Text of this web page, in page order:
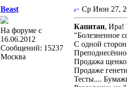
Beast
На форуме с
16.06.2012
Сообщений: 15237
Москва
Ср Июн 27,
Капитан, Ира!
"Болезненное
С одной
Продажа
Продаже
Тесты....